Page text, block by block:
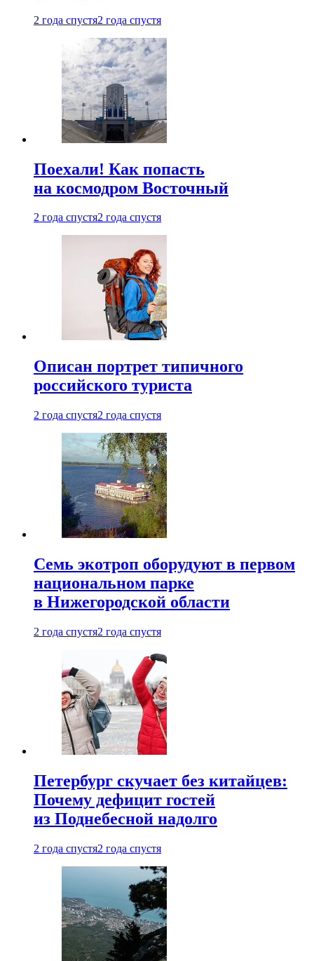
2 года спустя2 года спустя
Поехали! Как попасть
на космодром Восточный
2 года спустя2 года спустя
Описан портрет типичного
российского туриста
2 года спустя2 года спустя
Семь экотроп оборудуют в первом
национальном парке
в Нижегородской области
2 года спустя2 года спустя
Петербург скучает без китайцев:
Почему дефицит гостей
из Поднебесной надолго
2 года спустя2 года спустя